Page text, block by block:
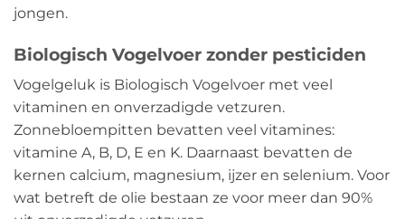
jongen.
Biologisch Vogelvoer zonder pesticiden
Vogelgeluk is Biologisch Vogelvoer met veel
vitaminen en onverzadigde vetzuren.
Zonnebloempitten bevatten veel vitamines:
vitamine A, B, D, E en K. Daarnaast bevatten de
kernen calcium, magnesium, ijzer en selenium. Voor
wat betreft de olie bestaan ​​ze voor meer dan 90%